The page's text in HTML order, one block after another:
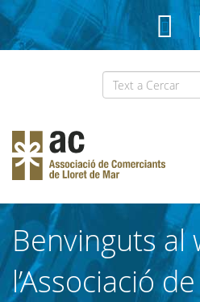
Benvinguts al
l’Associació de